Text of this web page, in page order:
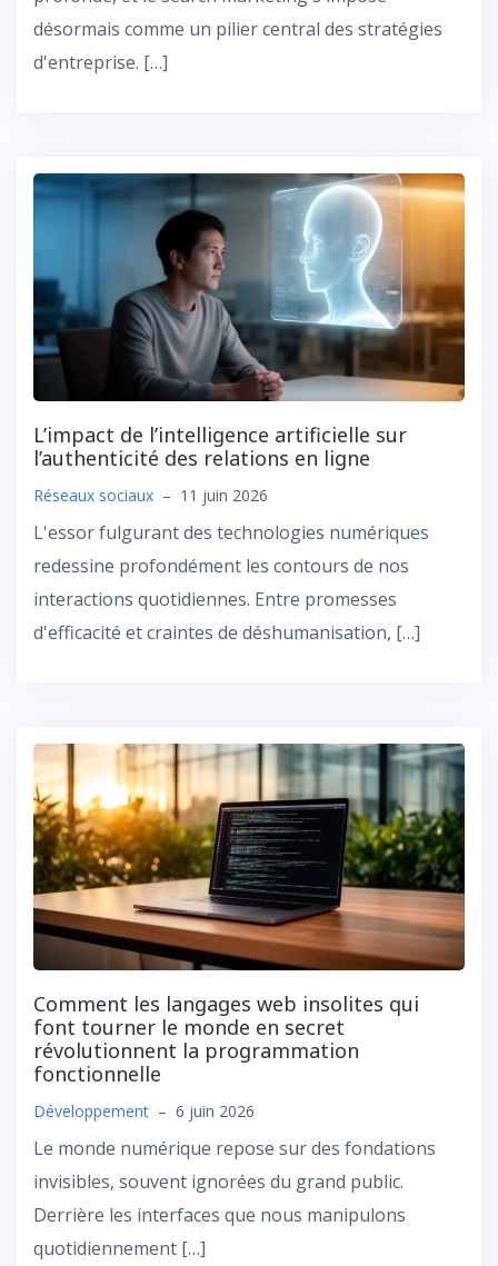
désormais comme un pilier central des stratégies
d'entreprise. […]
L’impact de l’intelligence artificielle sur
l’authenticité des relations en ligne
Réseaux sociaux – 11 juin 2026
L'essor fulgurant des technologies numériques
redessine profondément les contours de nos
interactions quotidiennes. Entre promesses
d'efficacité et craintes de déshumanisation, […]
Comment les langages web insolites qui
font tourner le monde en secret
révolutionnent la programmation
fonctionnelle
Développement – 6 juin 2026
Le monde numérique repose sur des fondations
invisibles, souvent ignorées du grand public.
Derrière les interfaces que nous manipulons
quotidiennement […]